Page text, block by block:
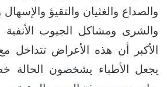
والصداع والغثيان والتقيؤ
والشرى ومشاكل الجيوب الأنفية
الأكبر أن هذه الأعراض تتداخل
يجعل الأطباء يشخصون الحالة